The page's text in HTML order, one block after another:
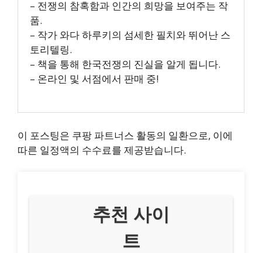
– 전쟁의 참혹함과 인간의 희망을 보여주는 작
품.
– 작가 와다 하루키의 섬세한 필치와 뛰어난 스
토리텔링.
– 책을 통해 한국전쟁의 진실을 알게 됩니다.
– 온라인 및 서점에서 판매 중!
이 포스팅은 쿠팡 파트너스 활동의 일환으로, 이에
따른 일정액의 수수료를 제공받습니다.
추천 사이
트